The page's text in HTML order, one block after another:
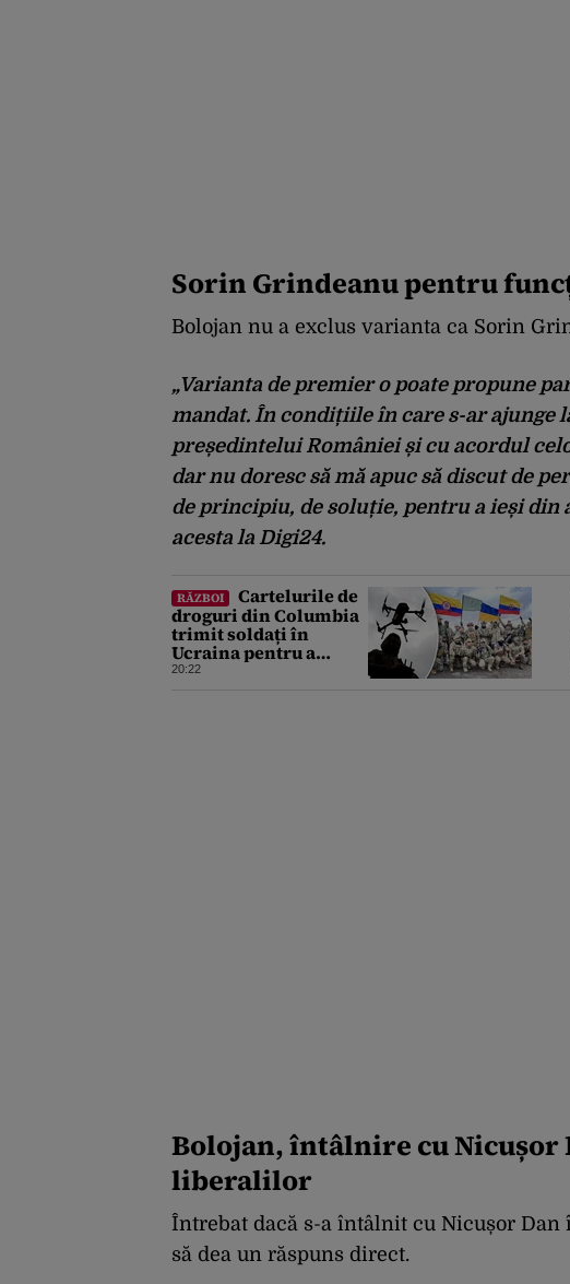
Sorin Grindeanu pentru
Bolojan nu a exclus varianta ca Sorin
„Varianta de premier o poate propune
mandat. În condițiile în care s-ar ajunge
președintelui României și cu acordul
dar nu doresc să mă apuc să discut de
de principiu, de soluție, pentru a ieși din
acesta la Digi24.
RĂZBOI
Cartelurile de
droguri din Columbia
trimit soldați în
Ucraina pentru a
dobândi experiență în
20:22
Bolojan, întâlnire cu Nicușor
liberalilor
Întrebat dacă s-a întâlnit cu Nicușor Dan
să dea un răspuns direct.